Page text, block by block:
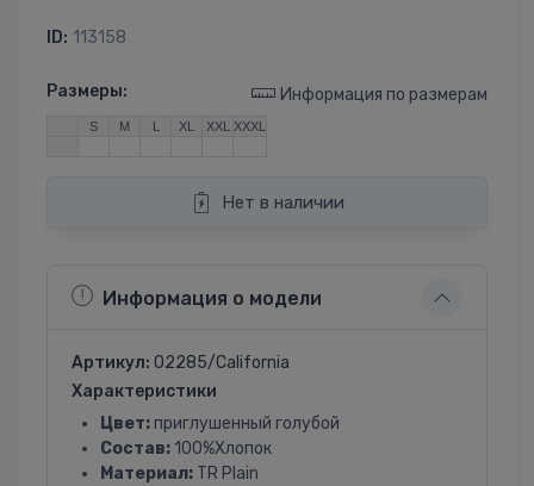
ID: 113158
Размеры: Информация по размерам
S M L XL XXL XXXL
Нет в наличии
Информация о модели
Артикул: 02285/California
Характеристики
Цвет: приглушенный голубой
Состав: 100%Хлопок
Материал: TR Plain